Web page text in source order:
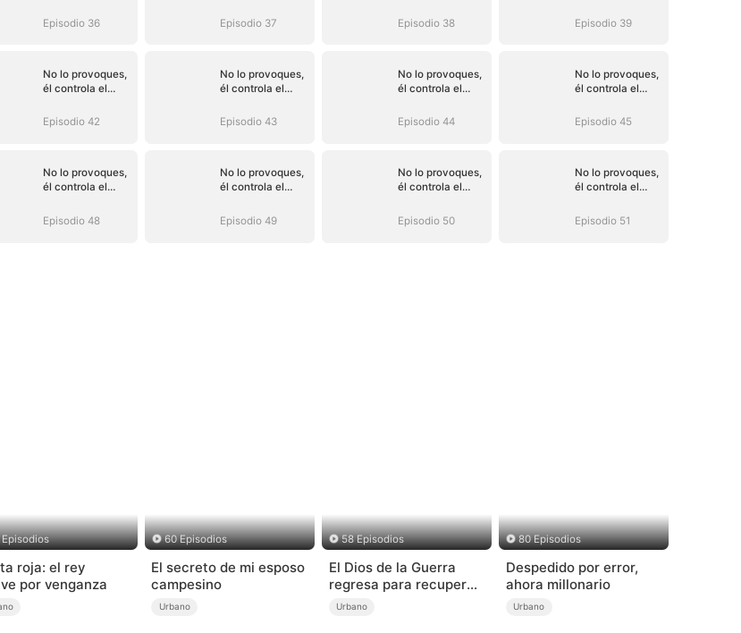
Episodio 36
Episodio 37
Episodio 38
Episodio 39
No lo provoques,
él controla el
Episodio 42
No lo provoques,
él controla el
Episodio 43
No lo provoques,
él controla el
Episodio 44
No lo provoques,
él controla el
Episodio 45
No lo provoques,
él controla el
Episodio 48
No lo provoques,
él controla el
Episodio 49
No lo provoques,
él controla el
Episodio 50
No lo provoques,
él controla el
Episodio 51
Episodios
roja: el rey
por venganza
60 Episodios
El secreto de mi esposo
campesino
Urbano
58 Episodios
El Dios de la Guerra
regresa para recuperar
a su familia
Urbano
80 Episodios
Despedido por error,
ahora millonario
Urbano